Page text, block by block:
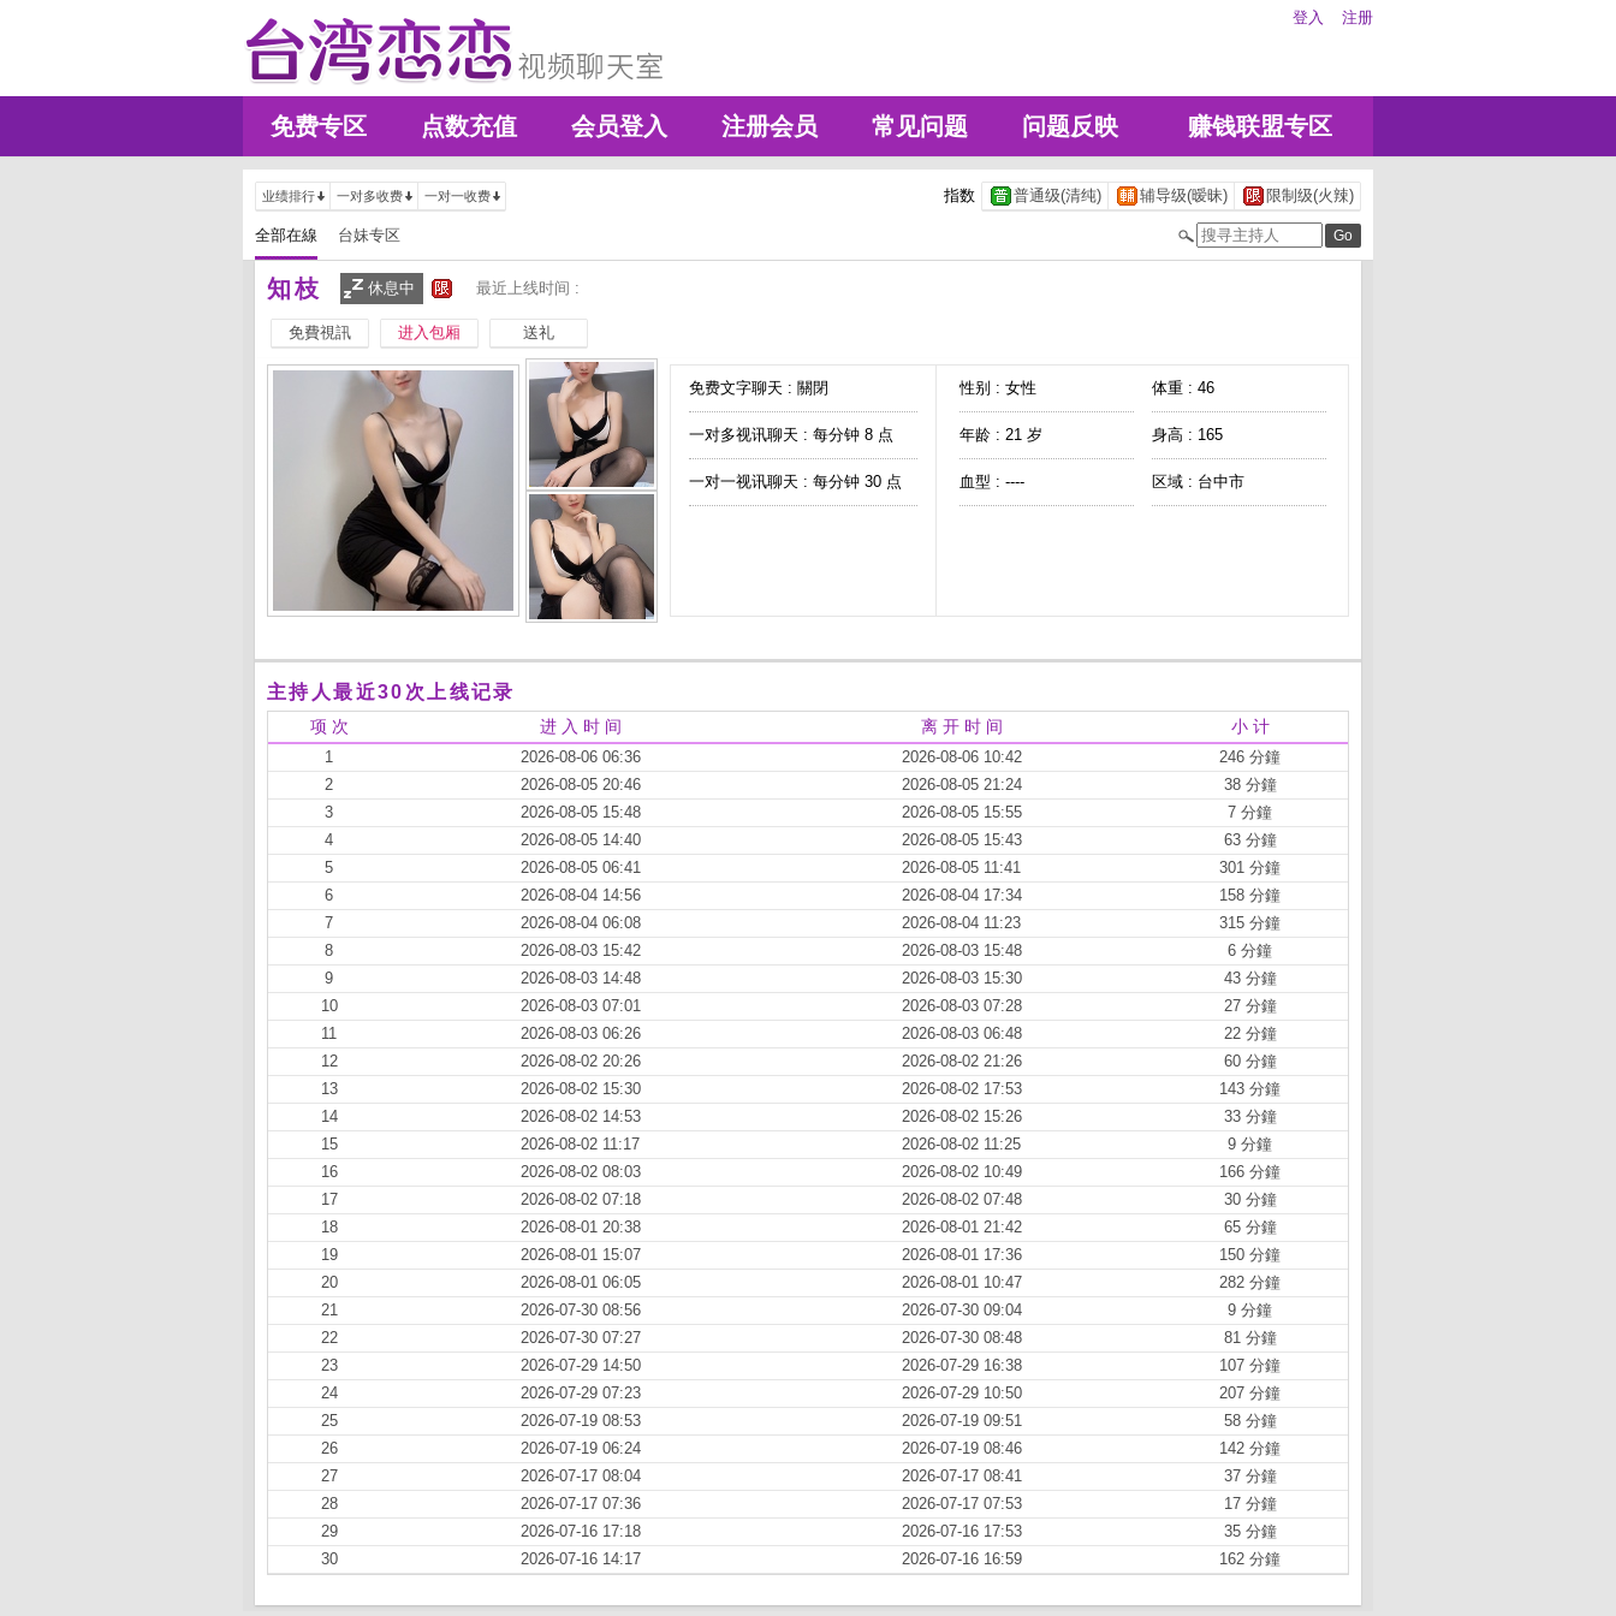
登入 注册
免费专区 点数充值 会员登入 注册会员 常见问题 问题反映 赚钱联盟专区
业绩排行 一对多收费 一对一收费 指数 普通级(清纯) 辅导级(暧昧) 限制级(火辣)
全部在線 台妹专区
知枝 休息中 最近上线时间 :
免費視訊 进入包厢 送礼
免费文字聊天 : 關閉
一对多视讯聊天 : 每分钟 8 点
一对一视讯聊天 : 每分钟 30 点
性别 : 女性 体重 : 46
年龄 : 21 岁 身高 : 165
血型 : ---- 区域 : 台中市
主持人最近30次上线记录
项 次 进 入 时 间 离 开 时 间 小 计
1 2026-08-06 06:36 2026-08-06 10:42
246 分鐘
2
2026-08-05 20:46 2026-08-05 21:24
38 分鐘
3
2026-08-05 15:48 2026-08-05 15:55
7 分鐘
4
2026-08-05 14:40 2026-08-05 15:43
63 分鐘
5
2026-08-05 06:41 2026-08-05 11:41
301 分鐘
6
2026-08-04 14:56 2026-08-04 17:34
158 分鐘
7
2026-08-04 06:08 2026-08-04 11:23
315 分鐘
8
2026-08-03 15:42 2026-08-03 15:48
6 分鐘
9
2026-08-03 14:48 2026-08-03 15:30
43 分鐘
10
2026-08-03 07:01 2026-08-03 07:28
27 分鐘
11
2026-08-03 06:26 2026-08-03 06:48
22 分鐘
12
2026-08-02 20:26 2026-08-02 21:26
60 分鐘
13
2026-08-02 15:30 2026-08-02 17:53
143 分鐘
14
2026-08-02 14:53 2026-08-02 15:26
33 分鐘
15
2026-08-02 11:17 2026-08-02 11:25
9 分鐘
16
2026-08-02 08:03 2026-08-02 10:49
166 分鐘
17
2026-08-02 07:18 2026-08-02 07:48
30 分鐘
18
2026-08-01 20:38 2026-08-01 21:42
65 分鐘
19
2026-08-01 15:07 2026-08-01 17:36
150 分鐘
20
2026-08-01 06:05 2026-08-01 10:47
282 分鐘
21
2026-07-30 08:56 2026-07-30 09:04
9 分鐘
22
2026-07-30 07:27 2026-07-30 08:48
81 分鐘
23
2026-07-29 14:50 2026-07-29 16:38
107 分鐘
24
2026-07-29 07:23 2026-07-29 10:50
207 分鐘
25
2026-07-19 08:53 2026-07-19 09:51
58 分鐘
26
2026-07-19 06:24 2026-07-19 08:46
142 分鐘
27
2026-07-17 08:04 2026-07-17 08:41
37 分鐘
28
2026-07-17 07:36 2026-07-17 07:53
17 分鐘
29
2026-07-16 17:18 2026-07-16 17:53
35 分鐘
30
2026-07-16 14:17 2026-07-16 16:59 162 分鐘